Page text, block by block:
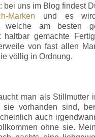
bei uns im Blog findest
Marken und es
welche am besten
haltbar gemachte
von fast allen
völlig in Ordnung.
man als Stillmutter
sie vorhanden sind,
auch
ohne sie.